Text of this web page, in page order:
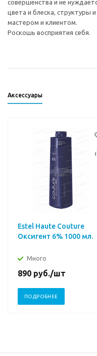
совершенства и не
цвета и блеска, структуры
мастером и клиентом.
Роскошь восприятия себя.
Аксессуары
Estel Haute Couture
Оксигент 6% 1000 мл.
Много
890 руб./шт
ПОДРОБНЕЕ